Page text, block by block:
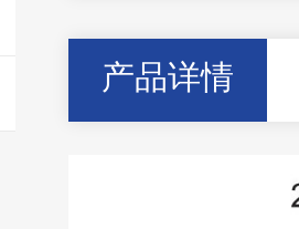
产品详情